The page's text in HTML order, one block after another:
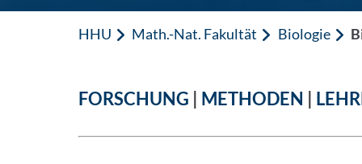
HHU Math.-Nat. Fakultät Biologie
FORSCHUNG METHODEN